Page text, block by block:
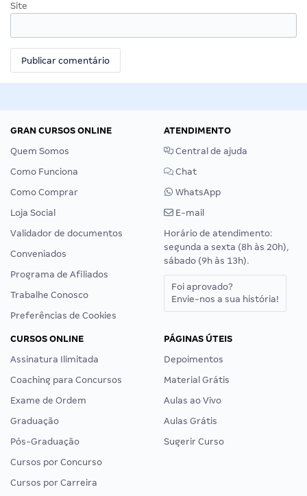
Site
GRAN CURSOS ONLINE
Quem Somos
Como Funciona
Como Comprar
Loja Social
Validador de documentos
Conveniados
Programa de Afiliados
Trabalhe Conosco
Preferências de Cookies
ATENDIMENTO
Central de ajuda
Chat
WhatsApp
E-mail
Horário de atendimento:
segunda a sexta (8h às 20h),
sábado (9h às 13h).
Foi aprovado?
Envie-nos a sua história!
CURSOS ONLINE
Assinatura Ilimitada
Coaching para Concursos
Exame de Ordem
Graduação
Pós-Graduação
Cursos por Concurso
Cursos por Carreira
PÁGINAS ÚTEIS
Depoimentos
Material Grátis
Aulas ao Vivo
Aulas Grátis
Sugerir Curso